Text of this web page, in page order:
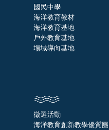
國民中學
海洋教育教材
海洋教育基地
戶外教育基地
場域導向基地
徵選活動
海洋教育創新教學優質團